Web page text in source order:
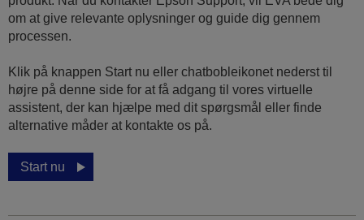
om at give relevante oplysninger og guide dig gennem
processen.
Klik på knappen Start nu eller chatbobleikonet nederst til
højre på denne side for at få adgang til vores virtuelle
assistent, der kan hjælpe med dit spørgsmål eller finde
alternative måder at kontakte os på.
Start nu